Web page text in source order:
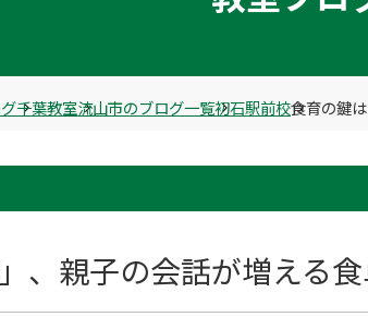
千葉教室流山市のブログ一覧初石駅前校食育の鍵
、親子の会話が増える